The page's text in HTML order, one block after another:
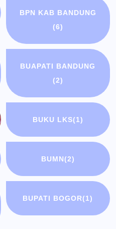
BPN KAB BANDUNG
(6)
BUAPATI BANDUNG
(2)
BUKU LKS(1)
BUMN(2)
BUPATI BOGOR(1)